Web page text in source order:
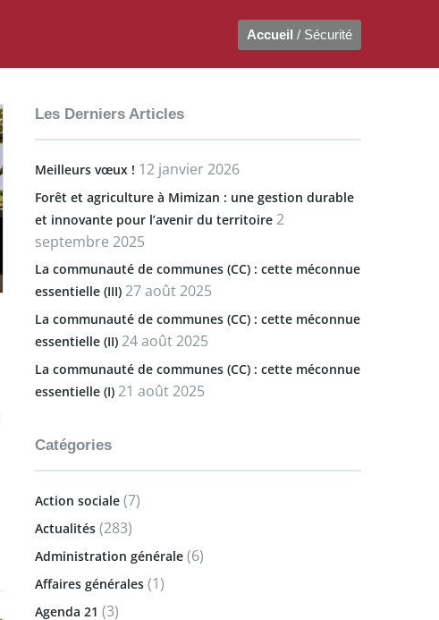
Accueil / Sécurité
Les Derniers Articles
Meilleurs vœux ! 12 janvier 2026
Forêt et agriculture à Mimizan : une gestion durable
et innovante pour l’avenir du territoire 2
septembre 2025
La communauté de communes (CC) : cette méconnue
essentielle (III) 27 août 2025
La communauté de communes (CC) : cette méconnue
essentielle (II) 24 août 2025
La communauté de communes (CC) : cette méconnue
essentielle (I) 21 août 2025
Catégories
Action sociale (7)
Actualités (283)
Administration générale (6)
Affaires générales (1)
Agenda 21 (3)